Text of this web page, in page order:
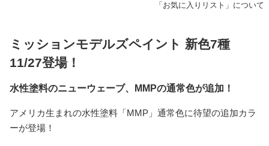
「お気に入りリスト」について
ミッションモデルズペイント 新色7種
11/27登場！
水性塗料のニューウェーブ、MMPの通常色が追加！
アメリカ生まれの水性塗料「MMP」通常色に待望の追加カラ
ーが登場！